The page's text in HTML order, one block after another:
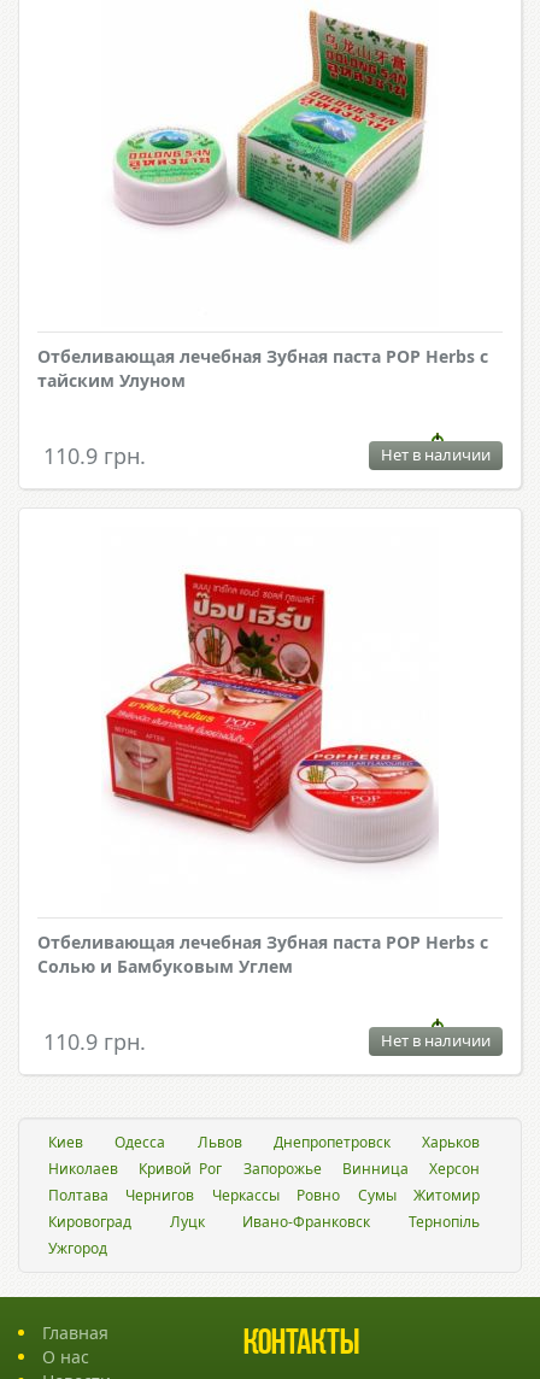
Отбеливающая лечебная Зубная паста POP Herbs с
тайским Улуном
110.9 грн. Нет в наличии
Отбеливающая лечебная Зубная паста POP Herbs с
Солью и Бамбуковым Углем
110.9 грн. Нет в наличии
Киев Одесса Львов Днепропетровск
Харьков
Николаев
Кривой Рог Запорожье Винница
Херсон
Полтава
Чернигов Черкассы Ровно Сумы
Житомир
Кировоград
Луцк Ивано-Франковск
Тернопіль
Ужгород
Главная
О нас
Контакты